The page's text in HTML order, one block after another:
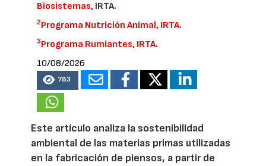
Biosistemas, IRTA.
2Programa Nutrición Animal, IRTA.
3Programa Rumiantes, IRTA.
10/08/2026
783
Este artículo analiza la sostenibilidad
ambiental de las materias primas utilizadas
en la fabricación de piensos, a partir de